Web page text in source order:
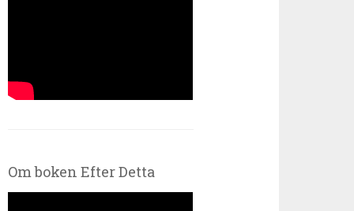
Om boken Efter Detta